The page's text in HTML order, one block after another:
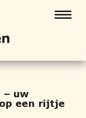
– uw
een rijtje